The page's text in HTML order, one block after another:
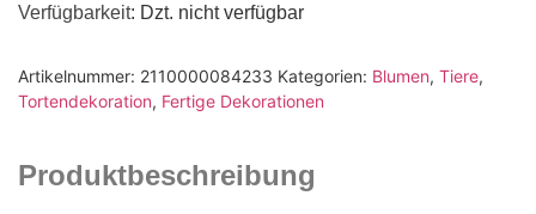
Verfügbarkeit: Dzt. nicht verfügbar
Artikelnummer: 2110000084233 Kategorien: Blumen, Tiere,
Tortendekoration, Fertige Dekorationen
Produktbeschreibung